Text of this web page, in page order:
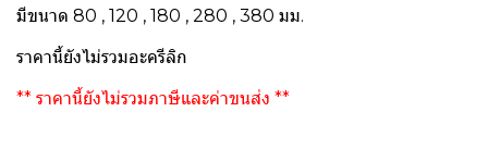
มีขนาด 80 , 120 , 180 , 280 , 380 มม.
ราคานี้ยังไม่รวมอะครีลิก
** ราคานี้ยังไม่รวมภาษีและค่าขนส่ง **